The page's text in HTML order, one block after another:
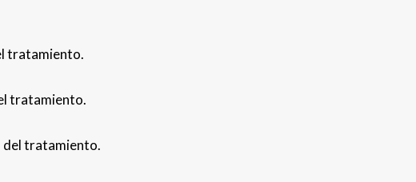
tratamiento.
tratamiento.
del tratamiento.